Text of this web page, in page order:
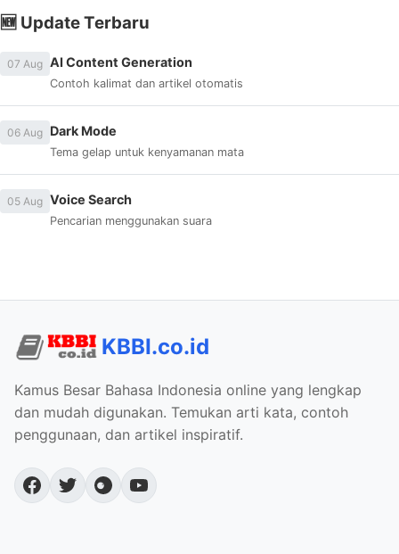
🆕 Update Terbaru
07 Aug AI Content Generation
Contoh kalimat dan artikel otomatis
06 Aug Dark Mode
Tema gelap untuk kenyamanan mata
05 Aug Voice Search
Pencarian menggunakan suara
KBBI.co.id
Kamus Besar Bahasa Indonesia online yang lengkap
dan mudah digunakan. Temukan arti kata, contoh
penggunaan, dan artikel inspiratif.